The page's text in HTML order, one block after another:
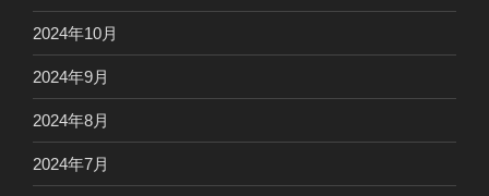
2024年10月
2024年9月
2024年8月
2024年7月